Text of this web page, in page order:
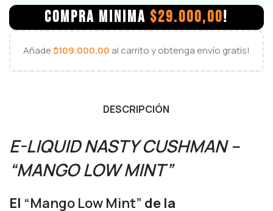
COMPRA MINIMA $29.000,00!
Añade$109.000,00 al carrito y obtenga envío gratis!
DESCRIPCIÓN
E-LIQUID NASTY CUSHMAN –
“MANGO LOW MINT”
El “Mango Low Mint” de la